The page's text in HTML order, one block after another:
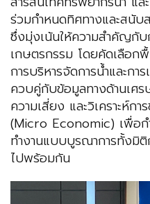
ร่วมกำหนดทิศทางและสนับ
ซึ่งมุ่งเน้นให้ความสำคัญกับ
เกษตรกรรม โดยคัดเลือ
การบริหารจัดการน้ำและก
ควบคู่กับข้อมูลทางด้านเศร
ความเสี่ยง และวิเคราะห์ก
(Micro Economic) เพื่อก
ทำงานแบบบูรณาการทั้งมิติ
ไปพร้อมกัน